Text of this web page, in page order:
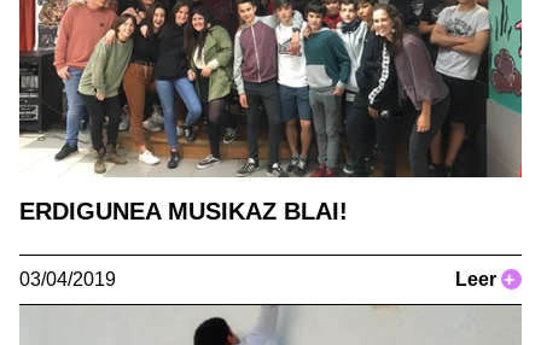
ERDIGUNEA MUSIKAZ BLAI!
03/04/2019 Leer +